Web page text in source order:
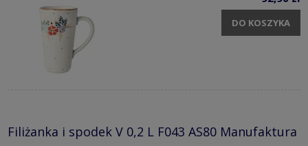
DO KOSZYKA
Filiżanka i spodek V 0,2 L F043 AS80 Manufaktura